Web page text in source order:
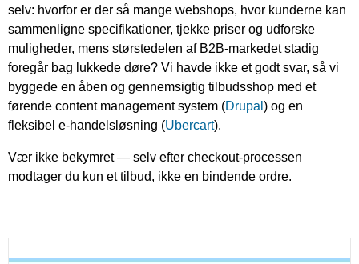
selv: hvorfor er der så mange webshops, hvor kunderne kan
sammenligne specifikationer, tjekke priser og udforske
muligheder, mens størstedelen af B2B-markedet stadig
foregår bag lukkede døre? Vi havde ikke et godt svar, så vi
byggede en åben og gennemsigtig tilbudsshop med et
førende content management system (Drupal ) og en
fleksibel e-handelsløsning (Ubercart).
Vær ikke bekymret — selv efter checkout-processen
modtager du kun et tilbud, ikke en bindende ordre.